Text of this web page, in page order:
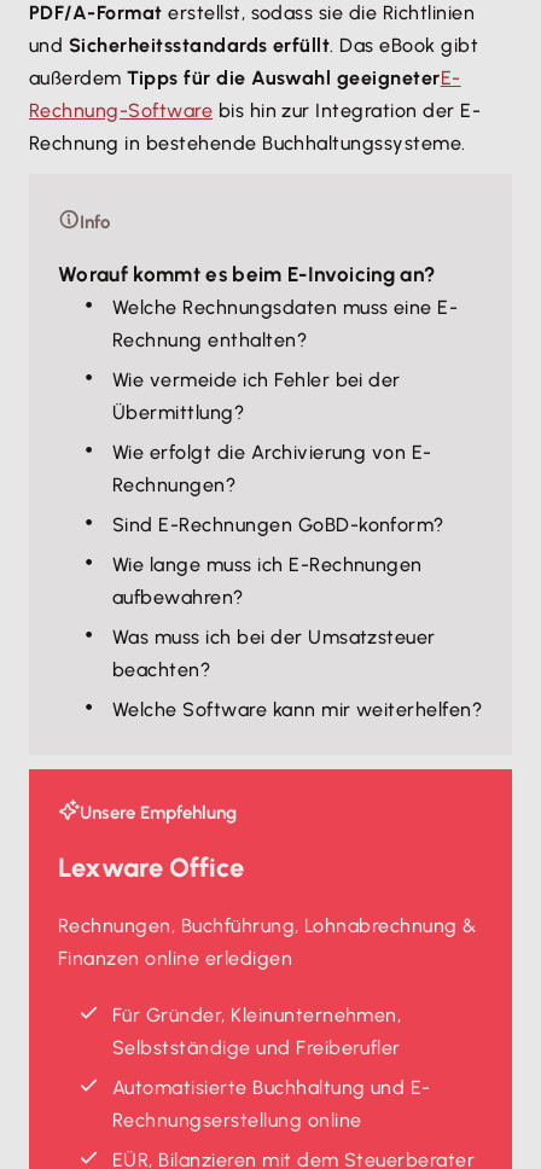
PDF/A-Format erstellst, sodass sie die Richtlinien
und Sicherheitsstandards erfüllt. Das eBook gibt
außerdemTipps für die Auswahl geeigneterE-
Rechnung-Software bis hin zur Integration der E-
Rechnung in bestehende Buchhaltungssysteme.
Info
Worauf kommt es beim E-Invoicing an?
Welche Rechnungsdaten muss eine E-
Rechnung enthalten?
Wie vermeide ich Fehler bei der
Übermittlung?
Wie erfolgt die Archivierung von E-
Rechnungen?
Sind E-Rechnungen GoBD-konform?
Wie lange muss ich E-Rechnungen
aufbewahren?
Was muss ich bei der Umsatzsteuer
beachten?
Welche Software kann mir weiterhelfen?
Unsere Empfehlung
Lexware Office
Rechnungen, Buchführung, Lohnabrechnung &
Finanzen online erledigen
Für Gründer, Kleinunternehmen,
Selbstständige und Freiberufler
Automatisierte Buchhaltung und E-
Rechnungserstellung online
EÜR, Bilanzieren mit dem Steuerberater